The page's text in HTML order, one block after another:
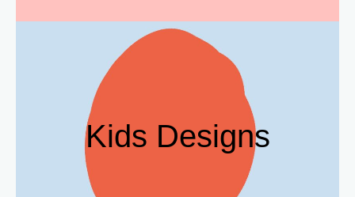
Kids Designs